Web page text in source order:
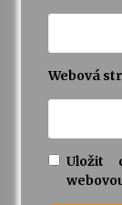
Webová
Uložit